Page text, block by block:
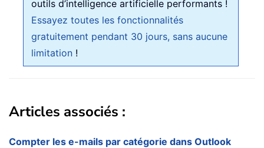
outils d’intelligence artificielle performants !
Essayez toutes les fonctionnalités
gratuitement pendant 30 jours, sans aucune
limitation !
Articles associés :
Compter les e-mails par catégorie dans Outlook